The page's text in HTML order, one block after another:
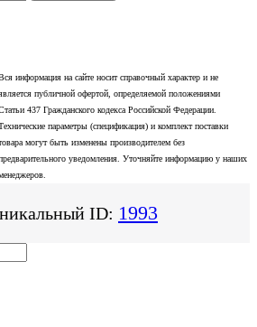
информация на сайте носит справочный характер и не
публичной офертой, определяемой положениями
437 Гражданского кодекса Российской Федерации.
параметры (спецификация) и комплект поставки
могут быть изменены производителем без
уведомления. Уточняйте информацию у наших
ID: 1993